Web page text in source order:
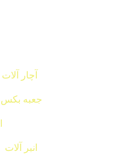
آچار آلات
جعبه بکس
انبر آلات